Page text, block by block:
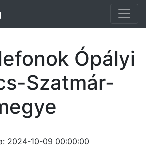
Ópályi
Szatmár-
2024-10-09 00:00:00